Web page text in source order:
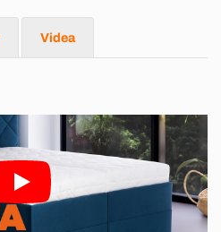
Videa